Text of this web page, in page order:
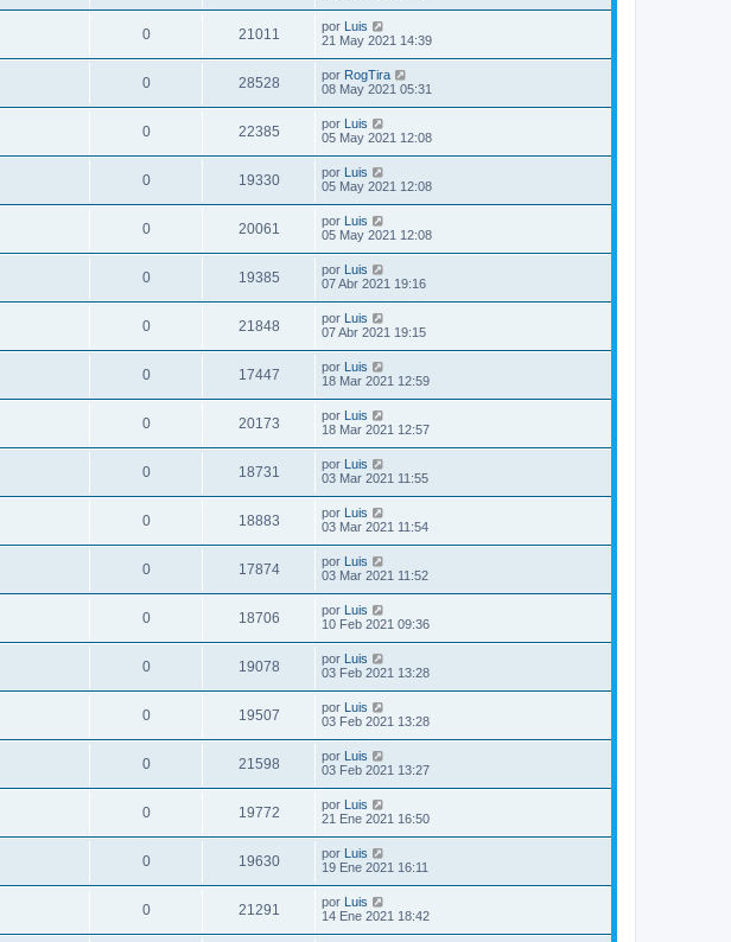
0 21011 por Luis
21 May 2021 14:39
0 28528 por RogTira
08 May 2021 05:31
0 22385 por Luis
05 May 2021 12:08
0 19330 por Luis
05 May 2021 12:08
0 20061 por Luis
05 May 2021 12:08
0 19385 por Luis
07 Abr 2021 19:16
0 21848 por Luis
07 Abr 2021 19:15
0 17447 por Luis
18 Mar 2021 12:59
0 20173 por Luis
18 Mar 2021 12:57
0 18731 por Luis
03 Mar 2021 11:55
0 18883 por Luis
03 Mar 2021 11:54
0 17874 por Luis
03 Mar 2021 11:52
0 18706 por Luis
10 Feb 2021 09:36
0 19078 por Luis
03 Feb 2021 13:28
0 19507 por Luis
03 Feb 2021 13:28
0 21598 por Luis
03 Feb 2021 13:27
0 19772 por Luis
21 Ene 2021 16:50
0 19630 por Luis
19 Ene 2021 16:11
0 21291 por Luis
14 Ene 2021 18:42